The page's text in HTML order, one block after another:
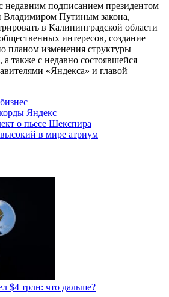
недавним подписанием президентом
Владимиром Путиным закона,
в Калининградской области
интересов, создание
планом изменения структуры
также с недавно состоявшейся
«Яндекса» и главой
Яндекс
о пьесе Шекспира
в мире атриум
$4 трлн: что дальше?